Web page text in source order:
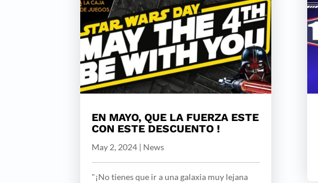
EN MAYO, QUE LA FUERZA ESTE
CON ESTE DESCUENTO !
May 2, 2024 News
"¡No tienes que ir a una galaxia muy lejana